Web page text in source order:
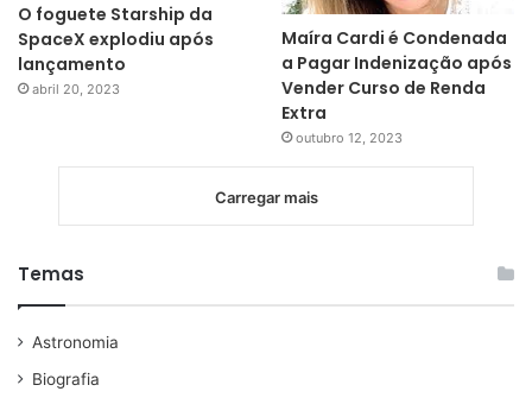
O foguete Starship da
SpaceX explodiu após
lançamento
abril 20, 2023
Maíra Cardi é Condenada
a Pagar Indenização após
Vender Curso de Renda
Extra
outubro 12, 2023
Carregar mais
Temas
Astronomia
Biografia